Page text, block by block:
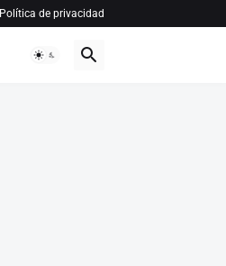
Política de privacidad